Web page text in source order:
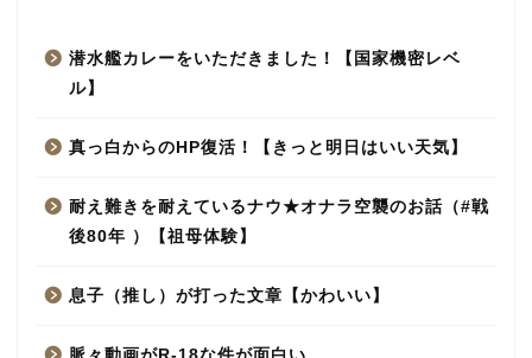
潜水艦カレーをいただきました！【国家機密レベ
ル】
真っ白からのHP復活！【きっと明日はいい天気】
耐え難きを耐えているナウ★オナラ空襲のお話（#戦
後80年 ）【祖母体験】
息子（推し）が打った文章【かわいい】